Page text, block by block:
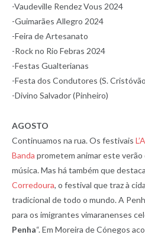
-Vaudeville Rendez Vous 2024
-Guimarães Allegro 2024
-Feira de Artesanato
-Rock no Rio Febras 2024
-Festas Gualterianas
-Festa dos Condutores (S.
-Divino Salvador (Pinheiro)
AGOSTO
Continuamos na rua. Os festivais
Banda prometem animar este verão
música. Mas há também que
Corredoura, o festival que traz à
tradicional de todo o mundo. A
para os imigrantes vimaranenses
Penha“. Em Moreira de Cónegos